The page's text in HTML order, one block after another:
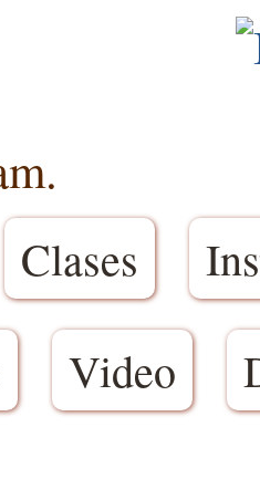
Clases
Video